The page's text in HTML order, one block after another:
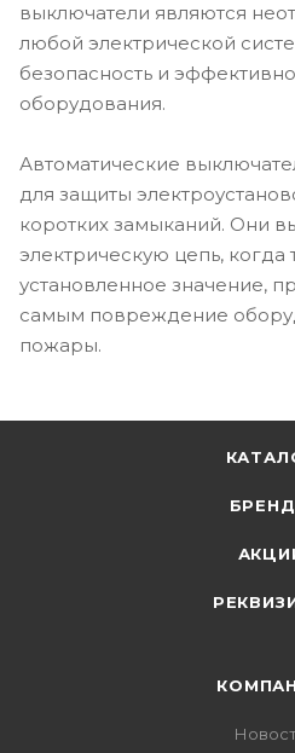
выключатели являются
любой электрической
безопасность и
оборудования.
Автоматические
для защиты
коротких замыканий. Они
электрическую цепь,
установленное значение,
самым повреждение
пожары.